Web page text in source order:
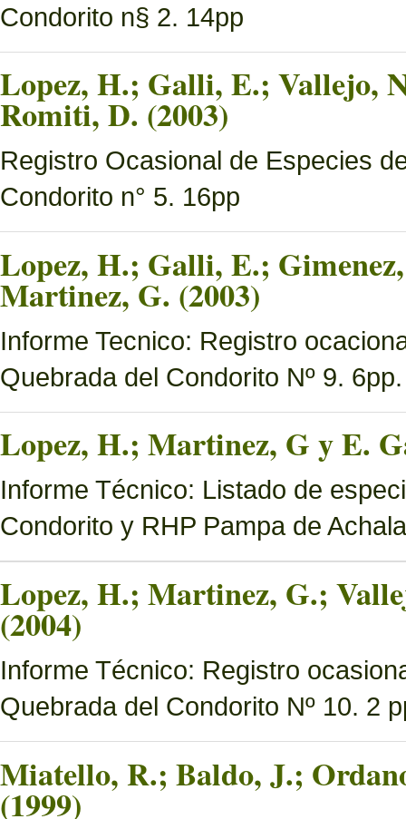
Condorito n§ 2. 14pp
Lopez, H.; Galli, E.; Vallejo,
Romiti, D. (2003)
Registro Ocasional de Especies
Condorito n° 5. 16pp
Lopez, H.; Galli, E.;
Martinez, G. (2003)
Informe Tecnico: Registro
Quebrada del Condorito Nº 9. 6pp.
Lopez, H.; Martinez, G y E.
Informe Técnico: Listado de
Condorito y RHP Pampa de Achala
Lopez, H.; Martinez, G.;
(2004)
Informe Técnico: Registro
Quebrada del Condorito Nº 10. 2
Miatello, R.; Baldo, J.;
(1999)